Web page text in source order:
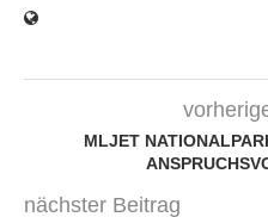
MLJET
nächster Beitrag